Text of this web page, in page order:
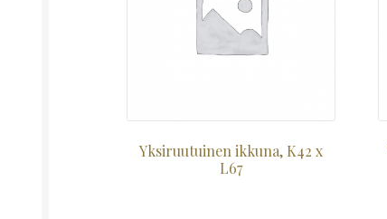
Yksiruutuinen ikkuna, K42 x
L67